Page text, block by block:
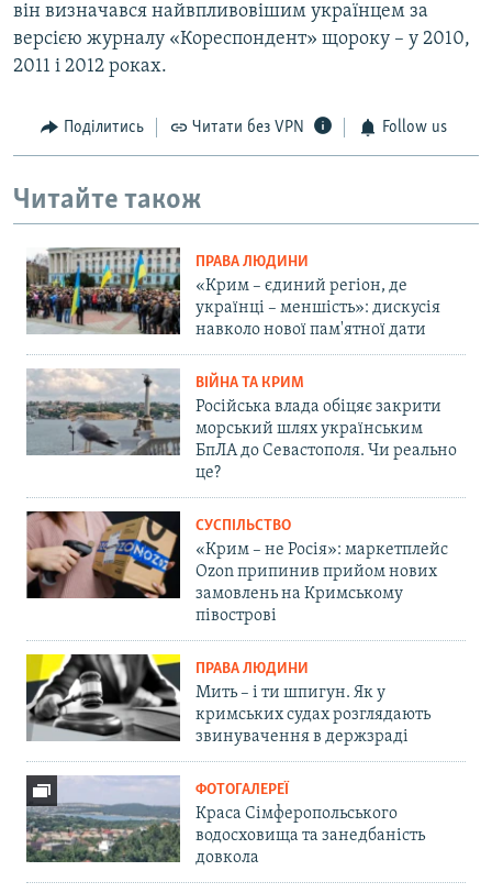
він визначався найвпливовішим українцем за
версією журналу «Кореспондент» щороку – у 2010,
2011 і 2012 роках.
Поділитись Читати без VPN Follow us
Читайте також
ПРАВА ЛЮДИНИ
«Крим – єдиний регіон, де
українці – меншість»: дискусія
навколо нової пам'ятної дати
ВІЙНА ТА КРИМ
Російська влада обіцяє закрити
морський шлях українським
БпЛА до Севастополя. Чи реально
це?
СУСПІЛЬСТВО
«Крим – не Росія»: маркетплейс
Ozon припинив прийом нових
замовлень на Кримському
півострові
ПРАВА ЛЮДИНИ
Мить – і ти шпигун. Як у
кримських судах розглядають
звинувачення в держзраді
ФОТОГАЛЕРЕЇ
Краса Сімферопольського
водосховища та занедбаність
довкола